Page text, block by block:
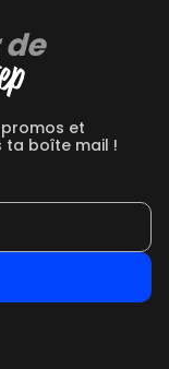
et
ta boîte mail !